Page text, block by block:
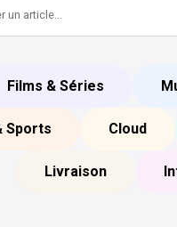
Films & Séries
Sports Cloud
Livraison